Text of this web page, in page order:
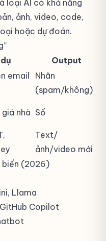
loại AI có khả năng
ảnh, video, code,
hoặc dự đoán.
Output
email
Nhãn
(spam/không)
nhà Số
Text/
ảnh/video mới
biến (2026)
Llama
Copilot